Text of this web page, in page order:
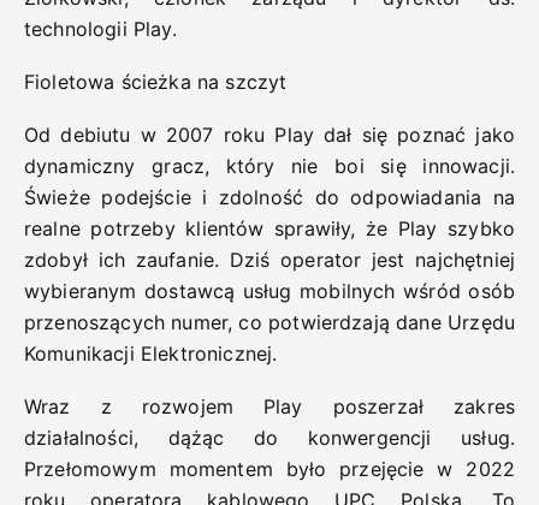
technologii Play.
Fioletowa ścieżka na szczyt
Od debiutu w 2007 roku Play dał się poznać jako
dynamiczny gracz, który nie boi się innowacji.
Świeże podejście i zdolność do odpowiadania na
realne potrzeby klientów sprawiły, że Play szybko
zdobył ich zaufanie. Dziś operator jest najchętniej
wybieranym dostawcą usług mobilnych wśród osób
przenoszących numer, co potwierdzają dane Urzędu
Komunikacji Elektronicznej.
Wraz z rozwojem Play poszerzał zakres
działalności, dążąc do konwergencji usług.
Przełomowym momentem było przejęcie w 2022
roku operatora kablowego UPC Polska. To